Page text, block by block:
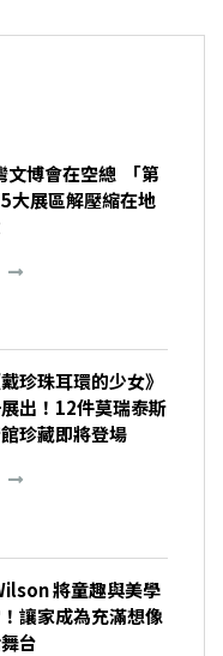
文博會在空總 「第
大展區解壓縮在地
珍珠耳環的少女》
出！12件莫瑞泰斯
珍藏即將登場
將童趣與美學
讓家成為充滿想像
台